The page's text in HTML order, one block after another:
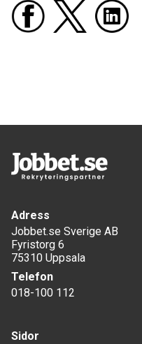
Adress
Jobbet.se Sverige AB
Fyristorg 6
75310 Uppsala
Telefon
018-100 112
Sidor